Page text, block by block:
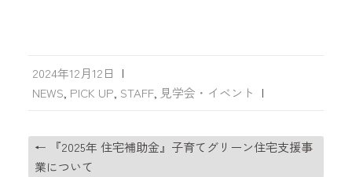
2024年12月12日
|
NEWS PICK UP STAFF, 見学会・イベント |
← 『2025年 住宅補助金』子育てグリーン住宅支援事
業について